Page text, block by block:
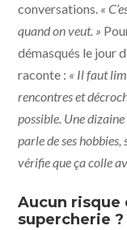
conversations. «
quand on veut. »
démasqués le jour
raconte : « Il faut
rencontres et
possible. Une dizaine
parle de ses
vérifie que ça colle
Aucun risque
supercherie ?